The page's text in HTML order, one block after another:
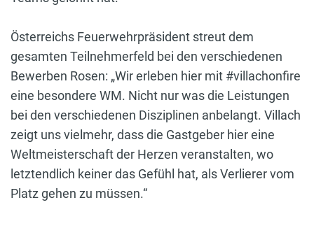
Österreichs Feuerwehrpräsident streut dem
gesamten Teilnehmerfeld bei den verschiedenen
Bewerben Rosen: „Wir erleben hier mit #villachonfire
eine besondere WM. Nicht nur was die Leistungen
bei den verschiedenen Disziplinen anbelangt. Villach
zeigt uns vielmehr, dass die Gastgeber hier eine
Weltmeisterschaft der Herzen veranstalten, wo
letztendlich keiner das Gefühl hat, als Verlierer vom
Platz gehen zu müssen.“